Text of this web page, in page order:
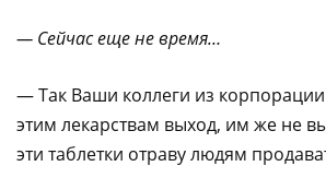
— Сейчас еще не время…
— Так Ваши коллеги из корпорации
этим лекарствам выход, им же не
эти таблетки отраву людям